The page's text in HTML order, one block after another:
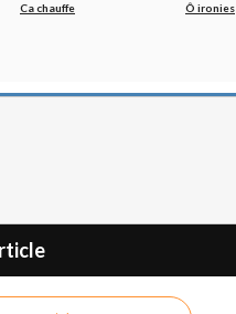
Ca chauffe
Ô ironies